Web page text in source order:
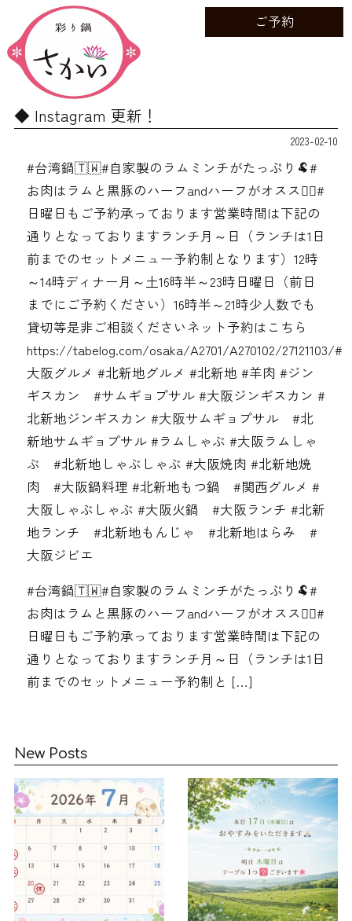
ご予約
Instagram 更新！
2023-02-10
#台湾鍋🇹🇼#自家製のラムミンチがたっぷり🐏#
お肉はラムと黒豚のハーフandハーフがオススメ🏻‍#
日曜日もご予約承っております営業時間は下記の
通りとなっております️ランチ月～日（ランチは1日
前までのセットメニュー予約制となります）12時
～14時ディナー月～土16時半～23時日曜日（前日
までにご予約ください）16時半～21時少人数でも
貸切等是非ご相談くださいネット予約はこちら
https://tabelog.com/osaka/A2701/A270102/27121103/#
大阪グルメ #北新地グルメ #北新地 #羊肉 #ジン
ギスカン #サムギョプサル #大阪ジンギスカン #
北新地ジンギスカン #大阪サムギョプサル #北
新地サムギョプサル #ラムしゃぶ #大阪ラムしゃ
ぶ #北新地しゃぶしゃぶ #大阪焼肉 #北新地焼
肉 #大阪鍋料理 #北新地もつ鍋 #関西グルメ #
大阪しゃぶしゃぶ #大阪火鍋 #大阪ランチ #北新
地ランチ #北新地もんじゃ #北新地はらみ #
大阪ジビエ
#台湾鍋🇹🇼#自家製のラムミンチがたっぷり🐏#
お肉はラムと黒豚のハーフandハーフがオススメ🏻‍#
日曜日もご予約承っております営業時間は下記の
通りとなっております️ランチ月～日（ランチは1日
前までのセットメニュー予約制と […]
New Posts